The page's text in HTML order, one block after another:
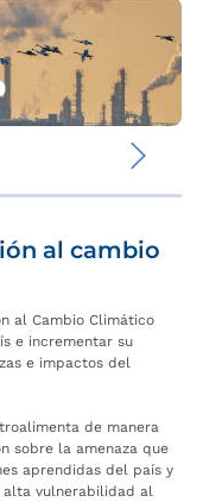
›
al cambio
al Cambio Climático
e incrementar su
e impactos del
de manera
sobre la amenaza que
aprendidas del país y
alta vulnerabilidad al